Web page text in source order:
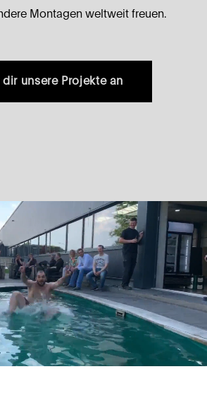
Montagen weltweit freuen.
dir unsere Projekte an